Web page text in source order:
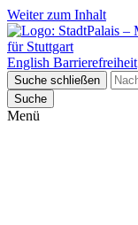
Weiter zum Inhalt
für Stuttgart
English Barrierefreiheit
Suche schließen
Suche
Menü